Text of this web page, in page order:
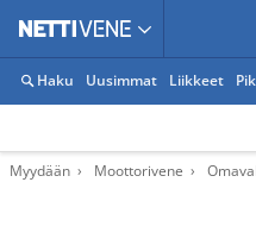
Haku Uusimmat Liikkeet
Myydään Moottorivene